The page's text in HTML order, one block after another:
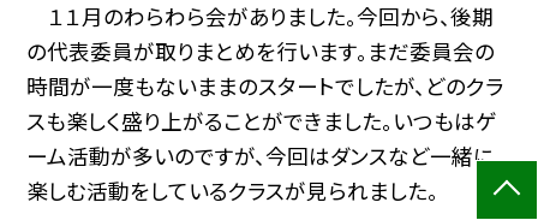
１１月のわらわら会がありました。今回から、後期
の代表委員が取りまとめを行います。まだ委員会の
時間が一度もないままのスタートでしたが、どのクラ
スも楽しく盛り上がることができました。いつもはゲ
ーム活動が多いのですが、今回はダンスなど一緒に
楽しむ活動をしているクラスが見られました。